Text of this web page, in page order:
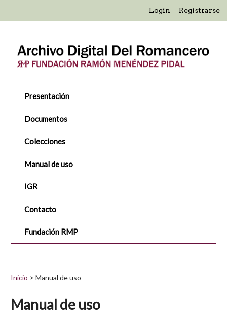
Login Registrarse
Presentación
Documentos
Colecciones
Manual de uso
IGR
Contacto
Fundación RMP
Inicio > Manual de uso
Manual de uso